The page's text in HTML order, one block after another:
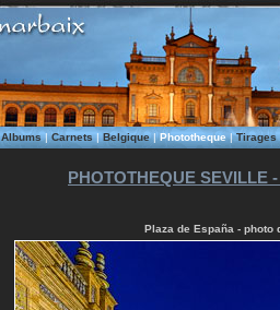
Albums| Carnets|Belgique|Phototheque|Tirages
PHOTOTHEQUE SEVILLE
Plaza de España - photo